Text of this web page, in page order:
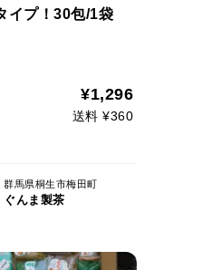
イプ！30包/1袋
¥1,296
送料 ¥360
群馬県桐生市梅田町
ぐんま製茶